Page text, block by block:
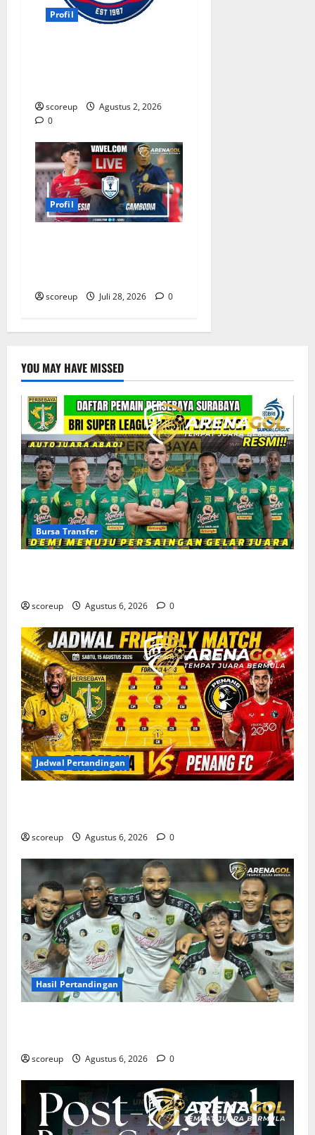
Profil
scoreup
Agustus 2, 2026
0
Profil
scoreup Juli 28, 2026 0
YOU MAY HAVE MISSED
Bursa Transfer
scoreup Agustus 6, 2026 0
Jadwal Pertandingan
scoreup Agustus 6, 2026 0
Hasil Pertandingan
scoreup Agustus 6, 2026 0